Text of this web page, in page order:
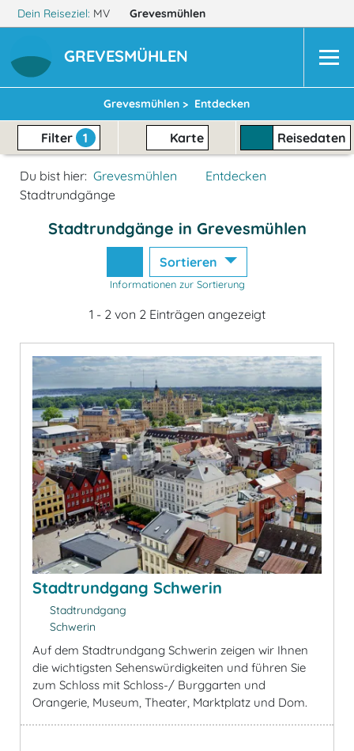
Dein Reiseziel: MV Grevesmühlen
GREVESMÜHLEN
Grevesmühlen > Entdecken
Filter 1 Karte Reisedaten
Du bist hier: Grevesmühlen
Entdecken
Stadtrundgänge
Stadtrundgänge in Grevesmühlen
Sortieren
Informationen zur Sortierung
1 - 2 von 2 Einträgen angezeigt
Stadtrundgang Schwerin
Stadtrundgang
Schwerin
Auf dem Stadtrundgang Schwerin zeigen wir Ihnen
die wichtigsten Sehenswürdigkeiten und führen Sie
zum Schloss mit Schloss-/ Burggarten und
Orangerie, Museum, Theater, Marktplatz und Dom.